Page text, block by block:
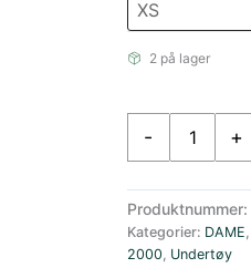
2 på lager
-
DesignWool
Longs,
Dame
Norefjell
+
Produktnummer:
Kategorier: DAME,
2000, Undertøy